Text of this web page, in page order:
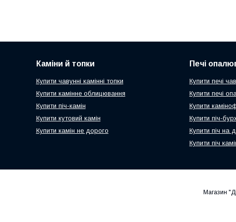
Каміни й топки
Купити чавунні камінні топки
Купити камінне облицювання
Купити піч-камін
Купити кутовий камін
Купити камін не дорого
Печі
Купити печі
Купити печі
Купити
Купити піч-
Купити піч на
Купити піч